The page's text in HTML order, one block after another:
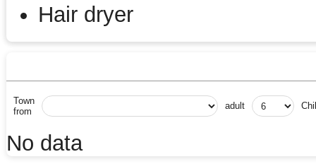
Hair dryer
Town
from
adult
No data